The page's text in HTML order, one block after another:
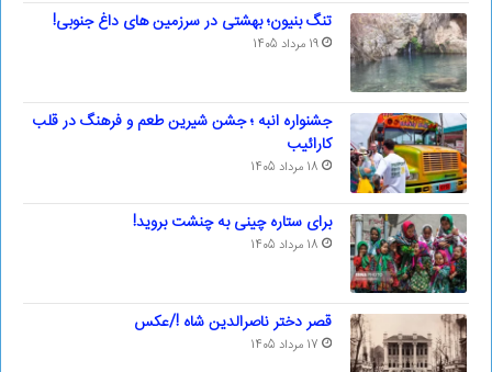
تنگ بنیون؛ بهشتی در سرزمین های داغ جنوبی!
19 مرداد 1405
جشنواره انبه ؛ جشن شیرین طعم و فرهنگ در قلب
کارائیب
18 مرداد 1405
برای ستاره چینی به چنشت بروید!
18 مرداد 1405
قصر دختر ناصرالدین شاه !/عکس
17 مرداد 1405